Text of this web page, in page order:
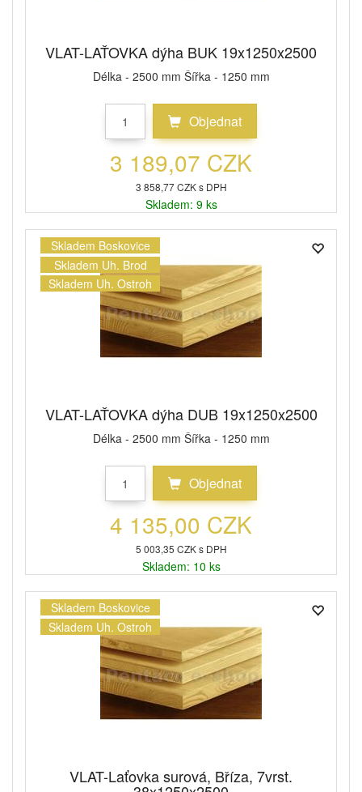
VLAT-LAŤOVKA dýha BUK 19x1250x2500
Délka - 2500 mm Šířka - 1250 mm
Objednat
3 189,07 CZK
3 858,77 CZK s DPH
Skladem: 9 ks
Skladem Boskovice
Skladem Uh. Brod
Skladem Uh. Ostroh
VLAT-LAŤOVKA dýha DUB 19x1250x2500
Délka - 2500 mm Šířka - 1250 mm
Objednat
4 135,00 CZK
5 003,35 CZK s DPH
Skladem: 10 ks
Skladem Boskovice
Skladem Uh. Ostroh
VLAT-Laťovka surová, Bříza, 7vrst.